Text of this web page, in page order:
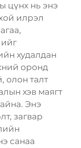
цүнх нь энэ
илрэл
худалдан
оронд
олон талт
хэв маягт
Энэ
загвар
санаа